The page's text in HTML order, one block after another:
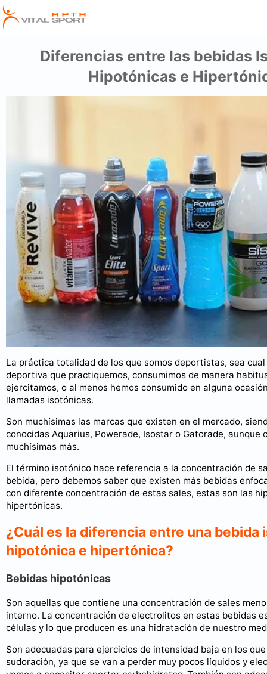
Diferencias entre las bebidas
Hipotónicas e
La práctica totalidad de los que somos deportistas, sea
deportiva que practiquemos, consumimos de manera
ejercitamos, o al menos hemos consumido en alguna
llamadas isotónicas.
Son muchísimas las marcas que existen en el mercado,
conocidas Aquarius, Powerade, Isostar o Gatorade, aunque
muchísimas más.
El término isotónico hace referencia a la concentración de
bebida, pero debemos saber que existen más bebidas
con diferente concentración de estas sales, estas son las
hipertónicas.
¿Cuál es la diferencia entre una bebida
hipotónica e hipertónica?
Bebidas hipotónicas
Son aquellas que contiene una concentración de sales
interno. La concentración de electrolitos en estas bebidas
células y lo que producen es una hidratación de nuestro
Son adecuadas para ejercicios de intensidad baja en los
sudoración, ya que se van a perder muy pocos líquidos y